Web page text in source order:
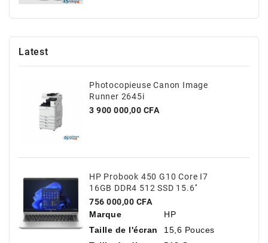
Latest
Photocopieuse Canon Image
Runner 2645i
Prix
3 900 000,00 CFA
HP Probook 450 G10 Core I7
16GB DDR4 512 SSD 15.6''
Prix
756 000,00 CFA
Marque
HP
Taille de l'écran
15,6 Pouces